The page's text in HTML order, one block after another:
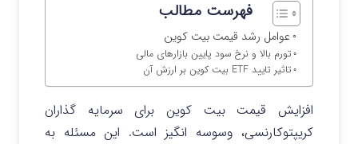
فهرست مطالب
عوامل رشد قیمت بیت کوین
تورم بالا و نرخ سود پایین بازارهای مالی
تاثیر تایید ETF بیت کوین بر ارزش آن
افزایش قیمت بیت کوین برای سرمایه گذاران
کریپتوکارنسی، وسوسه انگیز است. این مسئله به